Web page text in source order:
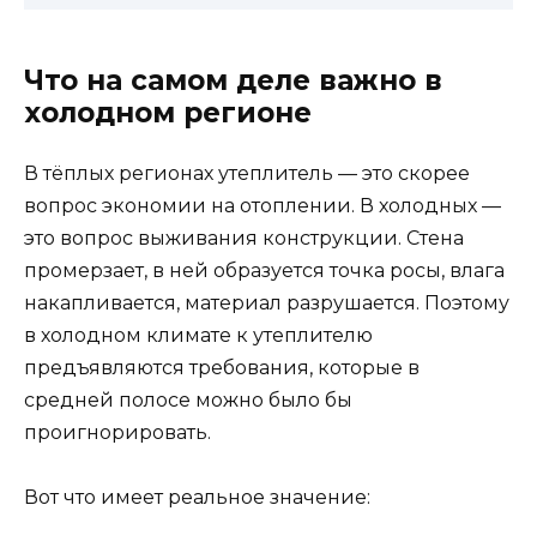
Что на самом деле важно в
холодном регионе
В тёплых регионах утеплитель — это скорее
вопрос экономии на отоплении. В холодных —
это вопрос выживания конструкции. Стена
промерзает, в ней образуется точка росы, влага
накапливается, материал разрушается. Поэтому
в холодном климате к утеплителю
предъявляются требования, которые в
средней полосе можно было бы
проигнорировать.
Вот что имеет реальное значение: